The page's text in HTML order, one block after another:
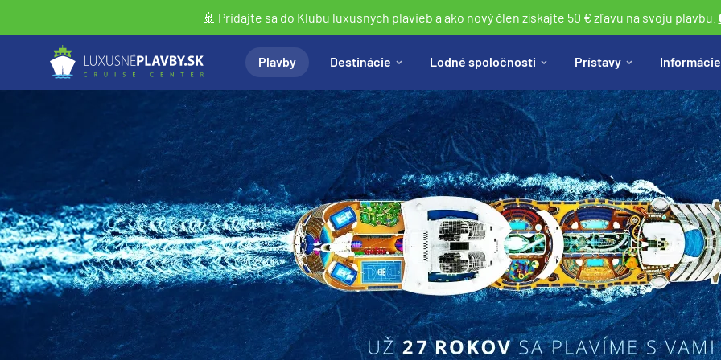
🚢 Pridajte sa do Klubu luxusných plavieb a ako nový člen získajte 50 € zľavu na svoju plavbu.
Plavby Destinácie Lodné spoločnosti Prístavy Informácie
Vyhľadať